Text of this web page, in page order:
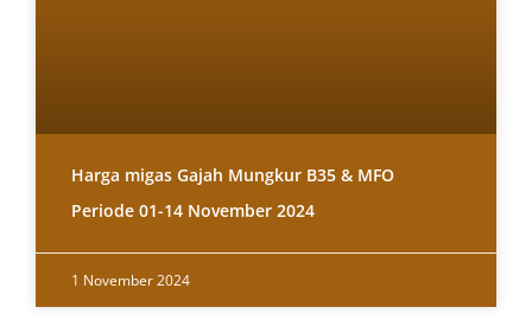
Harga migas Gajah Mungkur B35 & MFO
Periode 01-14 November 2024
1 November 2024